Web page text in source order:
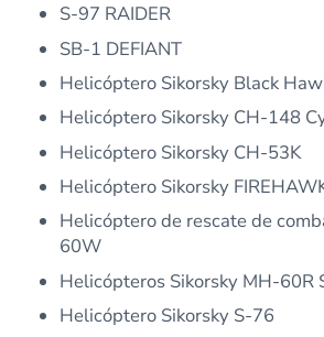
S-97 RAIDER
SB-1 DEFIANT
Helicóptero Sikorsky Black
Helicóptero Sikorsky CH-148
Helicóptero Sikorsky CH-53K
Helicóptero Sikorsky
Helicóptero de rescate de
60W
Helicópteros Sikorsky MH-60R
Helicóptero Sikorsky S-76